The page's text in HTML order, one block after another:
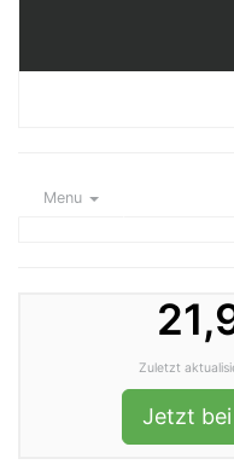
Menu
Zuletzt
Jetzt